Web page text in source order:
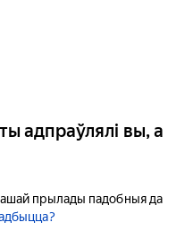
адпраўлялі вы, а
прылады падобныя да